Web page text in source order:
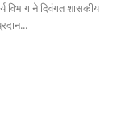
विभाग ने दिवंगत शासकीय